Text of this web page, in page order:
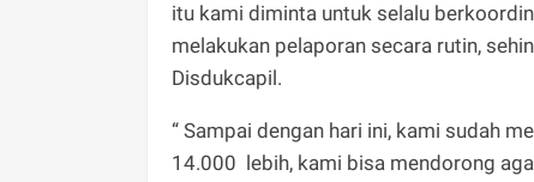
itu kami diminta untuk selalu
melakukan pelaporan secara rutin,
Disdukcapil.
“ Sampai dengan hari ini, kami sudah
14.000 lebih, kami bisa mendorong